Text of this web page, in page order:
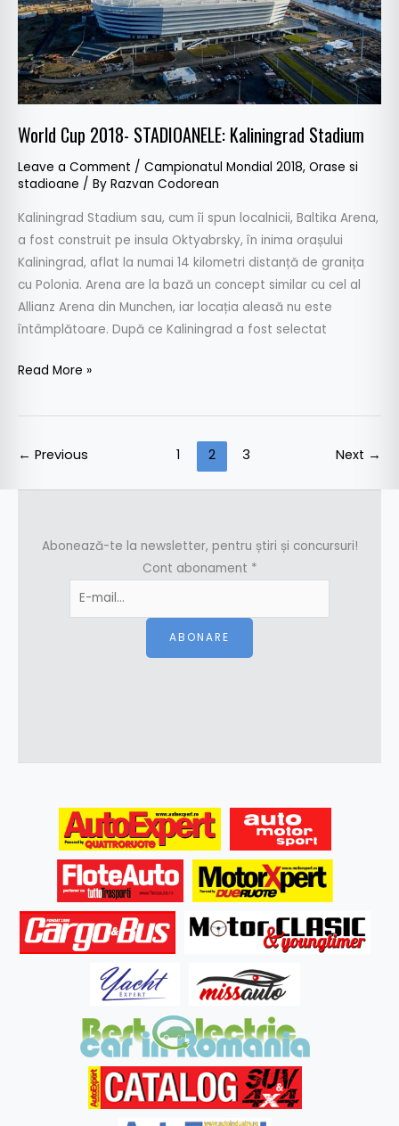
World Cup 2018- STADIOANELE: Kaliningrad Stadium
Leave a Comment / Campionatul Mondial 2018, Orase si
stadioane / By Razvan Codorean
Kaliningrad Stadium sau, cum îi spun localnicii, Baltika Arena,
a fost construit pe insula Oktyabrsky, în inima orașului
Kaliningrad, aflat la numai 14 kilometri distanță de granița
cu Polonia. Arena are la bază un concept similar cu cel al
Allianz Arena din Munchen, iar locația aleasă nu este
întâmplătoare. După ce Kaliningrad a fost selectat
Stadium
Read More »
← Previous 1 2 3 Next →
Abonează-te la newsletter, pentru știri și concursuri!
Cont abonament *
ABONARE